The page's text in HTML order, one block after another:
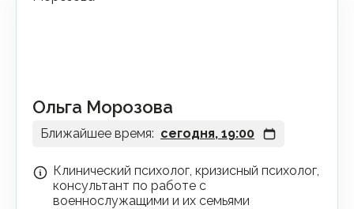
Ольга Морозова
Ближайшее время: сегодня, 19:00
Клинический психолог, кризисный психолог,
консультант по работе с
военнослужащими и их семьями